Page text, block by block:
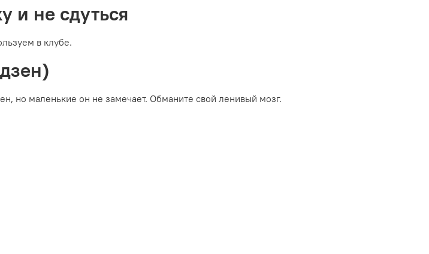
и не сдуться
в клубе.
но маленькие он не замечает. Обманите свой ленивый мозг.